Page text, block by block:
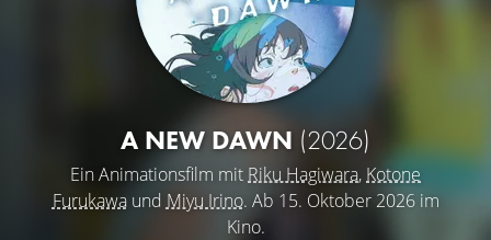
A NEW DAWN (2026)
Ein Animationsfilm mit Riku Hagiwara, Kotone
Furukawaund Miyu Irino. Ab 15. Oktober 2026 im
Kino.